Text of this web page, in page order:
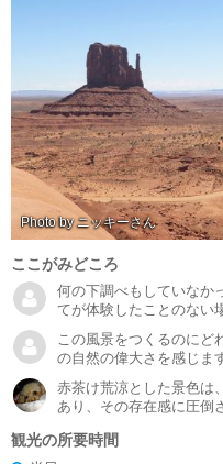
Photo by ニッキー
ここがみどころ
何の下調べもしていなか
てが体験したことのない
この風景をつくるのにど
の自然の偉大さを感じま
赤茶け荒涼とした景色は
あり、その存在感に圧倒
観光の所要時間